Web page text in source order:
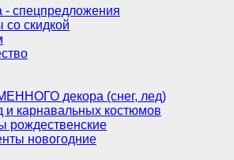
- спецпредложения
со скидкой
декора (снег, лед)
и карнавальных костюмов
рождественские
новогодние